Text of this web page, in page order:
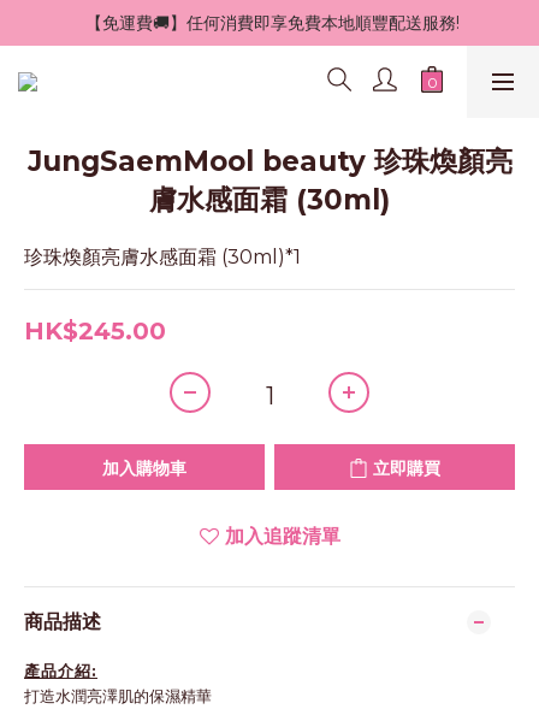
【免運費🚚】任何消費即享免費本地順豐配送服務!
JungSaemMool beauty 珍珠煥顏亮
膚水感面霜 (30ml)
珍珠煥顏亮膚水感面霜 (30ml)*1
HK$245.00
加入購物車 立即購買
加入追蹤清單
商品描述
產品介紹:
打造水潤亮澤肌的保濕精華